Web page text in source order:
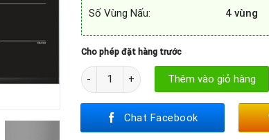
Số Vùng Nấu: 4 vùng
Cho phép đặt hàng trước
BẾP TỪ BOSCH PXY675JW1E số lượng
Thêm vào giỏ hàng
Chat Facebook